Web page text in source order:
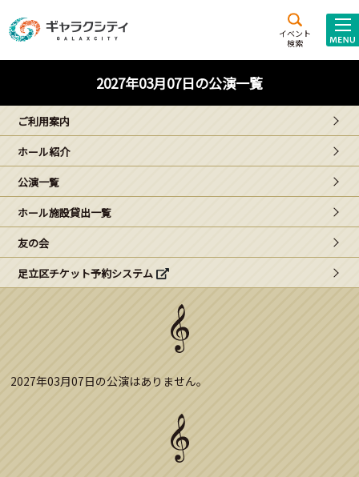
イベント
検索
施設案内
西新井
文化ホール
ギャラクシティとは
こどもみーてぃんぐ
Gがくえん
ブランドからのお知らせ
2027年03月07日の公演一覧
ご利用案内
ホール紹介
公演一覧
ホール施設貸出一覧
友の会
足立区チケット予約システム
2027年03月07日の公演はありません。